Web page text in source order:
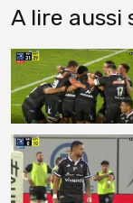
A lire aussi